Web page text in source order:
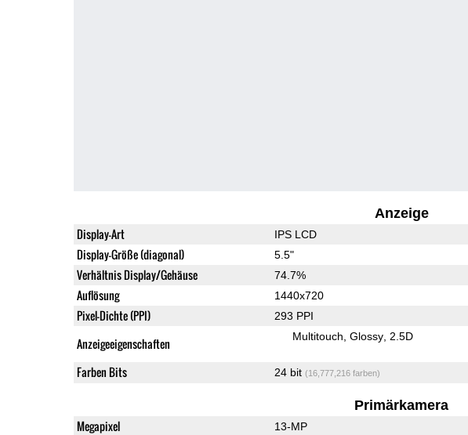
Anzeige
Display-Art IPS LCD
Display-Größe (diagonal) 5.5"
Verhältnis Display/Gehäuse 74.7%
Auflösung 1440x720
Pixel-Dichte (PPI) 293 PPI
Anzeigeeigenschaften Multitouch Glossy 2.5D
Farben Bits 24 bit (16,777,216 farben)
Primärkamera
Megapixel 13-MP